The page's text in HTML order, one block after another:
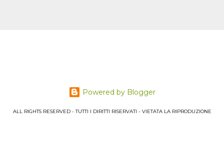
Powered by Blogger
ALL RIGHTS RESERVED - TUTTI I DIRITTI RISERVATI - VIETATA LA RIPRODUZIONE